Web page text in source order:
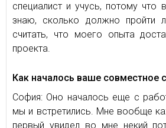
специалист и учусь, потому
знаю, сколько должно пройти
считать, что моего опыта
проекта.
Как началось ваше совместное
София: Оно началось еще с
мы и встретились. Мне вообще
первый увидел во мне некий